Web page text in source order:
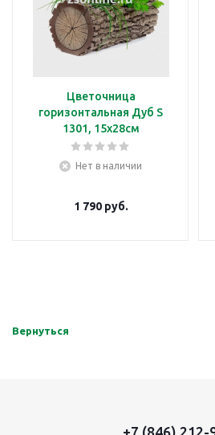
Цветочница
горизонтальная Дуб S
1301, 15х28см
Нет в наличии
1 790руб.
Вернуться
+7 (846) 212-